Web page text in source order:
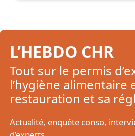
L’HEBDO CHR
Tout sur le permis
l’hygiène alimentaire
restauration et sa
Actualité, enquête conso,